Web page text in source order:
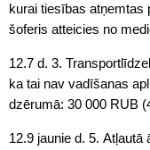
kurai tiesības atņemtas
šoferis atteicies no
12.7 d. 3.
ka tai nav vadīšanas
dzērumā: 30 000 RUB
12.9 jaunie d. 5.